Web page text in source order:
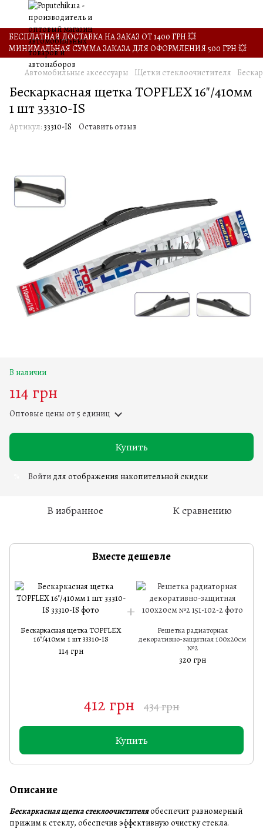
БЕСПЛАТНАЯ ДОСТАВКА НА ЗАКАЗ ОТ 1400 ГРН 💥
МИНИМАЛЬНАЯ СУММА ЗАКАЗА ДЛЯ ОФОРМЛЕНИЯ 500 ГРН 💥
Автомобильные аксессуары Щетки стеклоочистителя
Бескаркасная щетка TOPFLEX 16"/410мм
1 шт 33310-IS
Артикул: 33310-IS Оставить отзыв
В наличии
114 грн
Оптовые цены от 5 единиц
Купить
Войти для отображения накопительной скидки
В избранное К сравнению
Вместе дешевле
Бескаркасная щетка TOPFLEX
16"/410мм 1 шт 33310-IS
114 грн
Решетка радиаторная
декоративно-защитная 100х20см
№2
320 грн
412 грн 434 грн
Купить
Описание
Бескаркасная щетка стеклоочистителяобеспечит равномерный
прижим к стеклу, обеспечив эффективную очистку стекла.